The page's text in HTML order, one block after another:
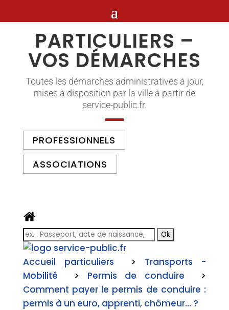
PARTICULIERS –
VOS DÉMARCHES
Toutes les démarches administratives à jour,
mises à disposition par la ville à partir de
service-public.fr.
PROFESSIONNELS
ASSOCIATIONS
Accueil particuliers >
Transports -
Mobilité
> Permis de conduire
>
Comment payer le permis de conduire :
permis à un euro, apprenti, chômeur... ?